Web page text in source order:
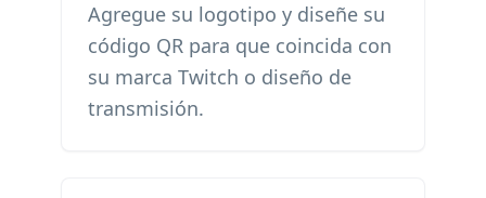
Agregue su logotipo y diseñe su
código QR para que coincida con
su marca Twitch o diseño de
transmisión.